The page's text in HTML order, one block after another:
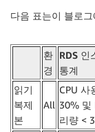
다음 표는이 블로
환
경
RDS 인
통계
읽기
복제
본
All
CPU 사
30% 및
리량 <